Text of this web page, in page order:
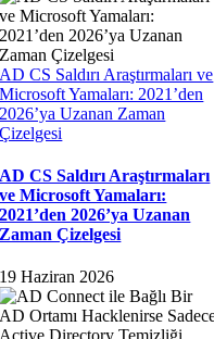
AD CS Saldırı Araştırmaları ve
Microsoft Yamaları: 2021’den
2026’ya Uzanan Zaman
Çizelgesi
AD CS Saldırı Araştırmaları
ve Microsoft Yamaları:
2021’den 2026’ya Uzanan
Zaman Çizelgesi
19 Haziran 2026